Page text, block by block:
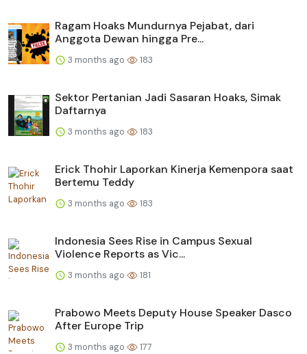
Ragam Hoaks Mundurnya Pejabat, dari
Anggota Dewan hingga Pre...
3 months ago 183
Sektor Pertanian Jadi Sasaran Hoaks, Simak
Daftarnya
3 months ago 183
Erick Thohir Laporkan Kinerja Kemenpora saat
Bertemu Teddy
3 months ago 183
Indonesia Sees Rise in Campus Sexual
Violence Reports as Vic...
3 months ago 181
Prabowo Meets Deputy House Speaker Dasco
After Europe Trip
3 months ago 177